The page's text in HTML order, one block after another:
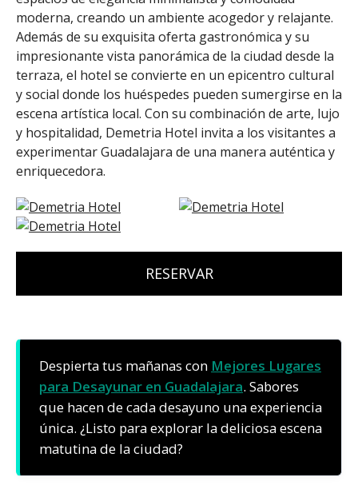
moderna, creando un ambiente acogedor y relajante.
Además de su exquisita oferta gastronómica y su
impresionante vista panorámica de la ciudad desde la
terraza, el hotel se convierte en un epicentro cultural
y social donde los huéspedes pueden sumergirse en la
escena artística local. Con su combinación de arte, lujo
y hospitalidad, Demetria Hotel invita a los visitantes a
experimentar Guadalajara de una manera auténtica y
enriquecedora.
RESERVAR
Despierta tus mañanas con Mejores Lugares
para Desayunar en Guadalajara. Sabores
que hacen de cada desayuno una experiencia
única. ¿Listo para explorar la deliciosa escena
matutina de la ciudad?